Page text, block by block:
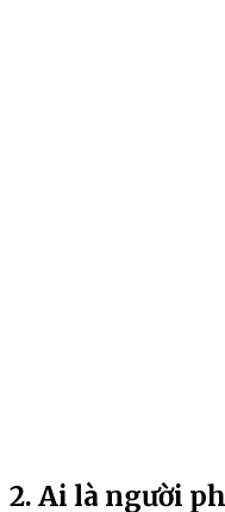
2. Ai là người